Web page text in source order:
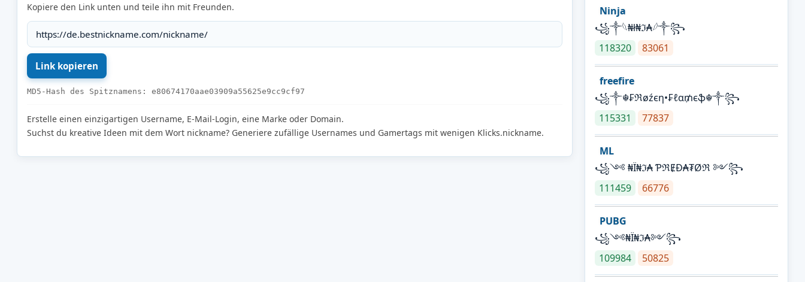
Kopiere den Link unten und teile ihn mit Freunden.
MD5-Hash des Spitznamens: e80674170aae03909a55625e9cc9cf97
Erstelle einen einzigartigen Username, E-Mail-Login, eine Marke oder Domain.
Suchst du kreative Ideen mit dem Wort nickname? Generiere zufällige Usernames und Gamertags mit wenigen Klicks.nickname.
Ninja
꧁⁣༒𓆩₦ł₦ℑ₳𓆪༒꧂
118320
83061
freefire
꧁༒☬₣ℜøźєη•₣ℓα₥єֆ☬༒꧂
115331
77837
ML
꧁༺ ₦Ї₦ℑ₳ ƤℜɆĐ₳₮Øℜ ༻꧂
111459
66776
PUBG
꧁༺₦Ї₦ℑ₳༻꧂
109984
50825